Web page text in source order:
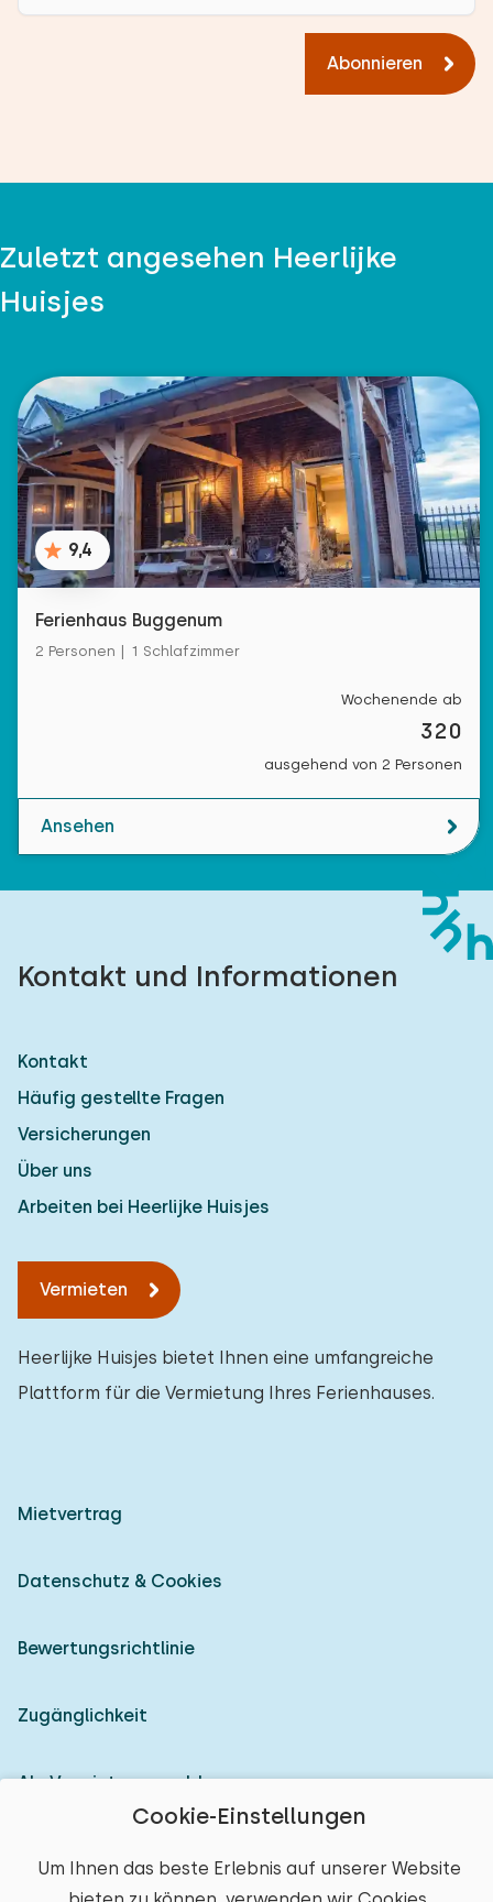
Cookie-Einstellungen
Um Ihnen das beste Erlebnis auf unserer Website
Abonnieren
Zuletzt angesehen Heerlijke
Huisjes
9,4
Ferienhaus Buggenum
2 Personen | 1 Schlafzimmer
Wochenende ab
320
ausgehend von 2 Personen
Ansehen
Kontakt und Informationen
Kontakt
Häufig gestellte Fragen
Versicherungen
Über uns
Arbeiten bei Heerlijke Huisjes
Vermieten
Heerlijke Huisjes bietet Ihnen eine umfangreiche
Plattform für die Vermietung Ihres Ferienhauses.
Mietvertrag
Datenschutz & Cookies
Bewertungsrichtlinie
Zugänglichkeit
Als Vermieter anmelden